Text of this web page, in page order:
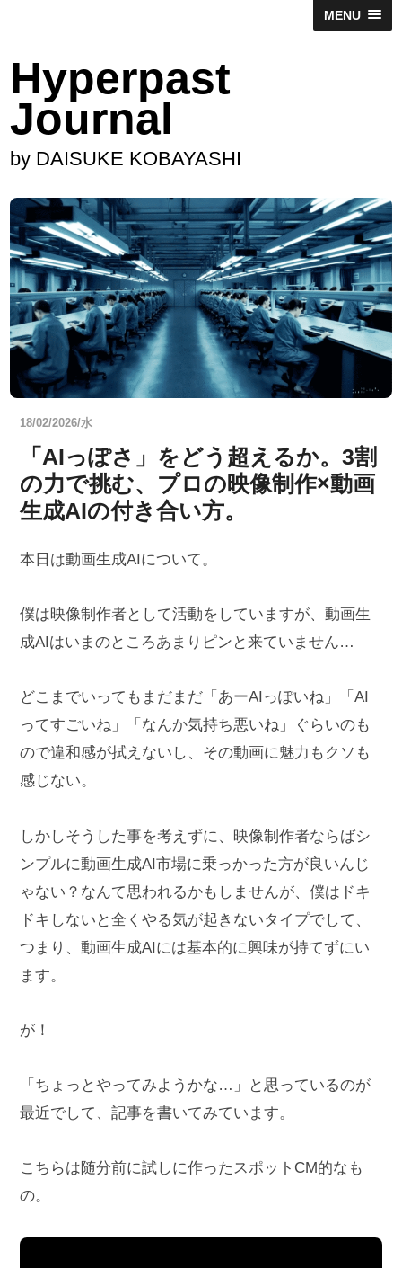
MENU
Hyperpast
Journal
by DAISUKE KOBAYASHI
18/02/2026/水
「AIっぽさ」をどう超えるか。3割
の力で挑む、プロの映像制作×動画
生成AIの付き合い方。
本日は動画生成AIについて。
僕は映像制作者として活動をしていますが、動画生
成AIはいまのところあまりピンと来ていません…
どこまでいってもまだまだ「あーAIっぽいね」「AI
ってすごいね」「なんか気持ち悪いね」ぐらいのも
ので違和感が拭えないし、その動画に魅力もクソも
感じない。
しかしそうした事を考えずに、映像制作者ならばシ
ンプルに動画生成AI市場に乗っかった方が良いんじ
ゃない？なんて思われるかもしませんが、僕はドキ
ドキしないと全くやる気が起きないタイプでして、
つまり、動画生成AIには基本的に興味が持てずにい
ます。
が！
「ちょっとやってみようかな…」と思っているのが
最近でして、記事を書いてみています。
こちらは随分前に試しに作ったスポットCM的なも
の。